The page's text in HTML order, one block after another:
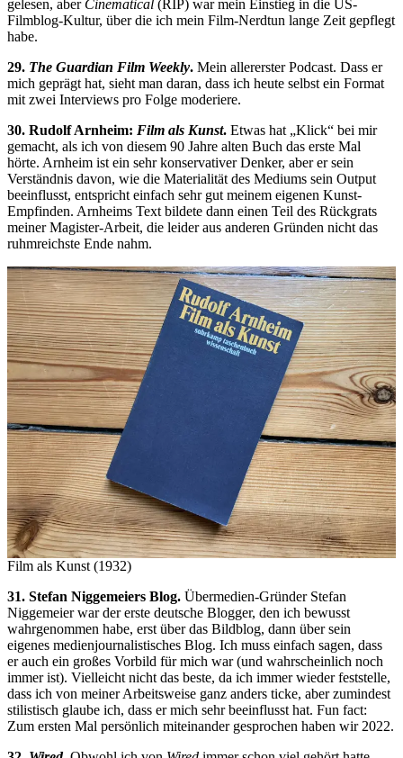
gelesen, aber Cinematical (RIP) war mein Einstieg in die US-
Filmblog-Kultur, über die ich mein Film-Nerdtun lange Zeit gepflegt
habe.
29. The Guardian Film Weekly. Mein allererster Podcast. Dass er
mich geprägt hat, sieht man daran, dass ich heute selbst ein Format
mit zwei Interviews pro Folge moderiere.
30. Rudolf Arnheim: Film als Kunst. Etwas hat „Klick“ bei mir
gemacht, als ich von diesem 90 Jahre alten Buch das erste Mal
hörte. Arnheim ist ein sehr konservativer Denker, aber er sein
Verständnis davon, wie die Materialität des Mediums sein Output
beeinflusst, entspricht einfach sehr gut meinem eigenen Kunst-
Empfinden. Arnheims Text bildete dann einen Teil des Rückgrats
meiner Magister-Arbeit, die leider aus anderen Gründen nicht das
ruhmreichste Ende nahm.
Film als Kunst (1932)
31. Stefan Niggemeiers Blog. Übermedien-Gründer Stefan
Niggemeier war der erste deutsche Blogger, den ich bewusst
wahrgenommen habe, erst über das Bildblog, dann über sein
eigenes medienjournalistisches Blog. Ich muss einfach sagen, dass
er auch ein großes Vorbild für mich war (und wahrscheinlich noch
immer ist). Vielleicht nicht das beste, da ich immer wieder feststelle,
dass ich von meiner Arbeitsweise ganz anders ticke, aber zumindest
stilistisch glaube ich, dass er mich sehr beeinflusst hat. Fun fact:
Zum ersten Mal persönlich miteinander gesprochen haben wir 2022.